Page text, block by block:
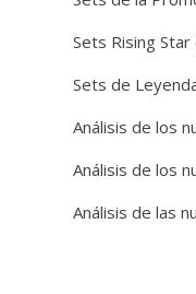
Sets Rising
Sets de
Análisis de los
Análisis de los
Análisis de las